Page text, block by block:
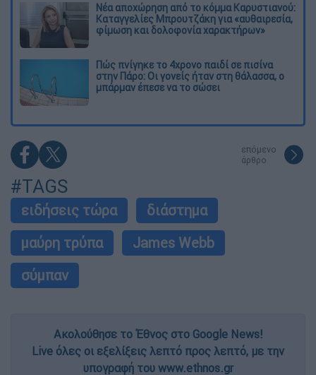
Νέα αποχώρηση από το κόμμα Καρυστιανού:
Καταγγελίες Μπρουτζάκη για «αυθαιρεσία,
φίμωση και δολοφονία χαρακτήρων»
Πώς πνίγηκε το 4χρονο παιδί σε πισίνα
στην Πάρο: Οι γονείς ήταν στη θάλασσα, ο
μπάρμαν έπεσε να το σώσει
επόμενο
άρθρο
#TAGS
ειδήσεις τώρα
διάστημα
μαύρη τρύπα
James Webb
σύμπαν
Ακολούθησε το Έθνος στο Google News!
Live όλες οι εξελίξεις λεπτό προς λεπτό, με την
υπογραφή του www.ethnos.gr